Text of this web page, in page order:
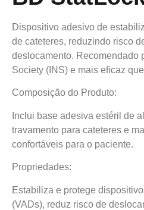
Dispositivo adesivo de
de cateteres, reduzindo risco
deslocamento. Recomendado
Society (INS) e mais eficaz
Composição do Produto:
Inclui base adesiva estéril de
travamento para cateteres e
confortáveis para o paciente.
Propriedades:
Estabiliza e protege
(VADs), reduz risco de